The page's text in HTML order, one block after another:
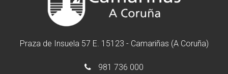
Praza de Insuela 57 E. 15123 - Camariñas (A Coruña)
981 736 000